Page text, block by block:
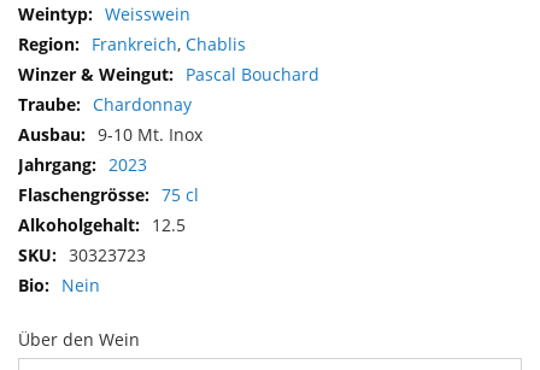
Mehr
Informationen
Weisswein
Frankreich, Chablis
Pascal Bouchard
Chardonnay
9-10 Mt. Inox
2023
75 cl
12.5
30323723
Nein
Über den Wein